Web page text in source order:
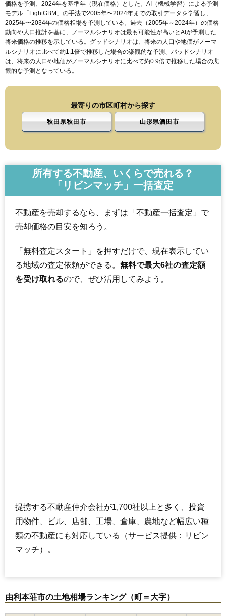
価格を予測、2024年を基準年（現在価格）とした。AI（機械学習）による予測
モデル「LightGBM」の手法で2005年〜2024年までの取引データを学習し、
2025年〜2034年の価格相場を予測している。過去（2005年～2024年）の価格
動向や人口推計を基に、ノーマルシナリオは最も可能性が高いとAIが予測した
将来価格の推移を示している。グッドシナリオは、将来の人口や地価がノーマ
ルシナリオに比べて約1.1倍で推移した場合の楽観的な予測、バッドシナリオ
は、将来の人口や地価がノーマルシナリオに比べて約0.9倍で推移した場合の悲
観的な予測となっている。
最寄りの市区町村から探す
秋田県秋田市 山形県酒田市
所有する不動産、いくらで売れる？
「リビンマッチ」一括査定
不動産を売却するなら、まずは「不動産一括査定」で
売却価格の目安を知ろう。
「無料査定スタート」を押すだけで、現在表示してい
る地域の査定依頼ができる。 無料で最大6社の査定額
を受け取れるので、ぜひ活用してみよう。
提携する不動産仲介会社が1,700社以上と多く、投資
用物件、ビル、店舗、工場、倉庫、農地など幅広い種
類の不動産にも対応している（サービス提供：リビン
マッチ）。
由利本荘市の土地相場ランキング（町＝大字）